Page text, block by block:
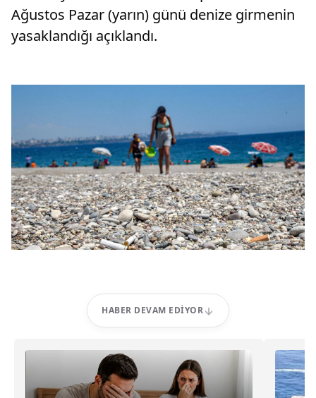
Ağustos Pazar (yarın) günü denize girmenin
yasaklandığı açıklandı.
HABER DEVAM EDIYOR